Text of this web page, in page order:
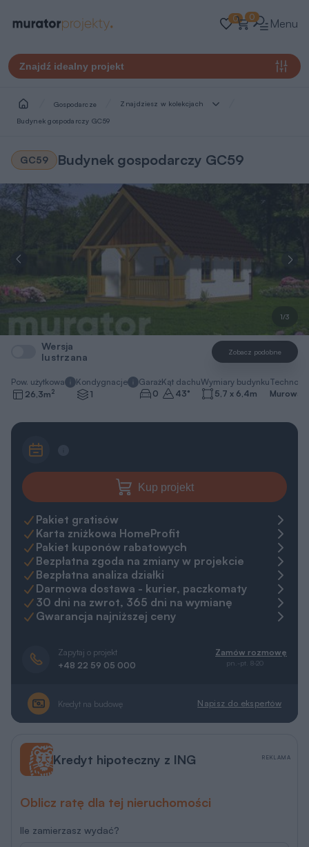
0 0 Menu
Znajdź idealny projekt
Gospodarcze Znajdziesz w kolekcjach
Budynek gospodarczy GC59
GC59 Budynek gospodarczy GC59
1/3
Wersja
lustrzana
Zobacz podobne
Pow. użytkowa
26,3m2
Kondygnacje
1
Garaż
0
Kąt dachu
43°
Wymiary budynku
5,7 x 6,4m
Murowa
Kup projekt
Pakiet gratisów
Karta zniżkowa HomeProfit
Pakiet kuponów rabatowych
Bezpłatna zgoda na zmiany w projekcie
Bezpłatna analiza działki
Darmowa dostawa - kurier, paczkomaty
30 dni na zwrot, 365 dni na wymianę
Gwarancja najniższej ceny
Zapytaj o projekt
+48 22 59 05 000
Zamów rozmowę
pn.-pt. 8-20
Kredyt na budowę Napisz do ekspertów
Kredyt hipoteczny z ING
Oblicz ratę dla tej nieruchomości
Ile zamierzasz wydać?
REKLAMA